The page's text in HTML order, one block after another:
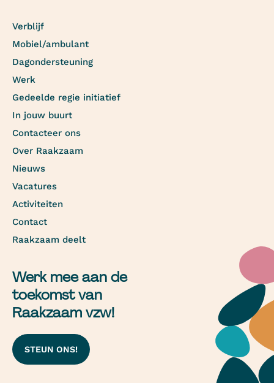
Verblijf
Mobiel/ambulant
Dagondersteuning
Werk
Gedeelde regie initiatief
In jouw buurt
Contacteer ons
Over Raakzaam
Nieuws
Vacatures
Activiteiten
Contact
Raakzaam deelt
Werk mee aan de
toekomst van
Raakzaam vzw!
STEUN ONS!